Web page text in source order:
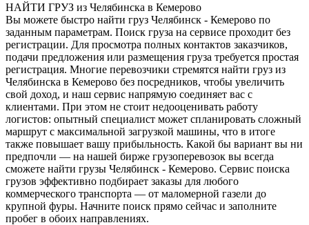
НАЙТИ ГРУЗ из Челябинска в Кемерово
Вы можете быстро найти груз Челябинск - Кемерово по
заданным параметрам. Поиск груза на сервисе проходит без
регистрации. Для просмотра полных контактов заказчиков,
подачи предложения или размещения груза требуется простая
регистрация. Многие перевозчики стремятся найти груз из
Челябинска в Кемерово без посредников, чтобы увеличить
свой доход, и наш сервис напрямую соединяет вас с
клиентами. При этом не стоит недооценивать работу
логистов: опытный специалист может спланировать сложный
маршрут с максимальной загрузкой машины, что в итоге
также повышает вашу прибыльность. Какой бы вариант вы ни
предпочли — на нашей бирже грузоперевозок вы всегда
сможете найти грузы Челябинск - Кемерово. Сервис поиска
грузов эффективно подбирает заказы для любого
коммерческого транспорта — от маломерной газели до
крупной фуры. Начните поиск прямо сейчас и заполните
пробег в обоих направлениях.